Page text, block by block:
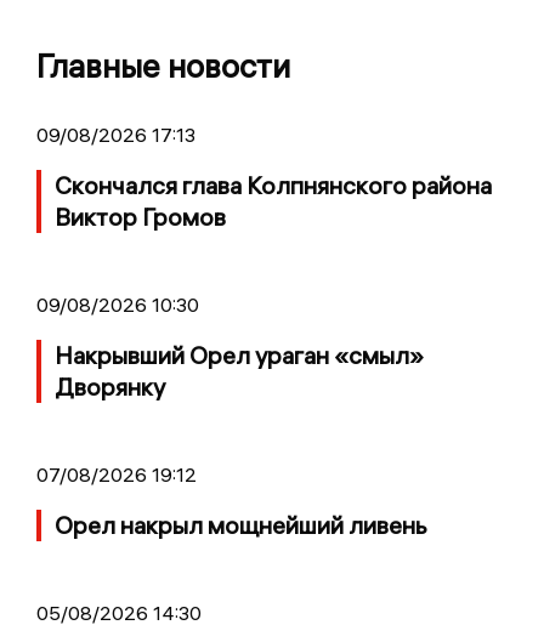
Главные новости
09/08/2026 17:13
Скончался глава Колпнянского района
Виктор Громов
09/08/2026 10:30
Накрывший Орел ураган «смыл»
Дворянку
07/08/2026 19:12
Орел накрыл мощнейший ливень
05/08/2026 14:30